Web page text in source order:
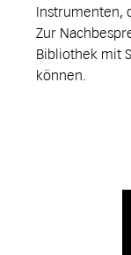
Instrumenten,
Zur
Bibliothek mit
können.